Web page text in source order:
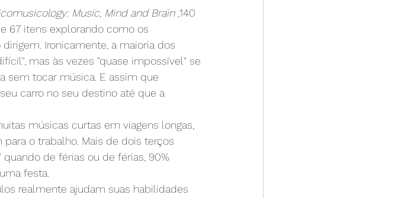
Music, Mind and Brain , 140
67 itens explorando como os
Ironicamente, a maioria dos
mas às vezes "quase impossível" se
sem tocar música. E assim que
carro no seu destino até que a
músicas curtas em viagens longas,
o trabalho. Mais de dois terços
de férias ou de férias, 90%
festa.
realmente ajudam suas habilidades